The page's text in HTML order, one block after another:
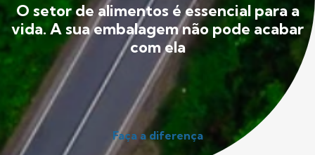
O setor de alimentos é essencial para a
vida. A sua embalagem não pode acabar
com ela
Faça a diferença